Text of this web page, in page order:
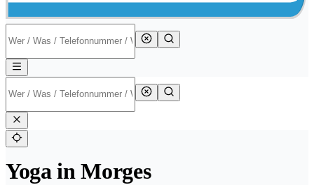
Yoga in Morges